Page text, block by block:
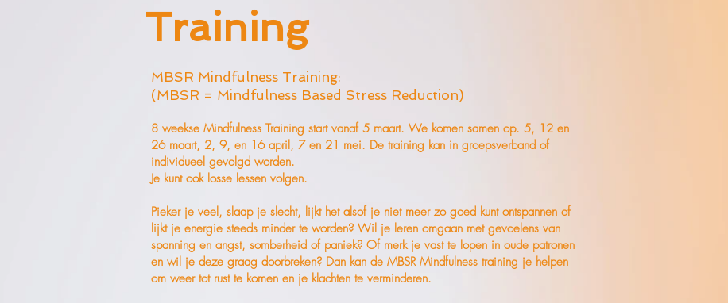
Training
MBSR Mindfulness Training:
(MBSR = Mindfulness Based Stress Reduction)
8 weekse Mindfulness Training start vanaf 5 maart. We komen samen op. 5, 12 en
26 maart, 2, 9, en 16 april, 7 en 21 mei. De training kan in groepsverband of
individueel gevolgd worden.
Je kunt ook losse lessen volgen.
Pieker je veel, slaap je slecht, lijkt het alsof je niet meer zo goed kunt ontspannen of
lijkt je energie steeds minder te worden? Wil je leren omgaan met gevoelens van
spanning en angst, somberheid of paniek? Of merk je vast te lopen in oude patronen
en wil je deze graag doorbreken? Dan kan de MBSR Mindfulness training je helpen
om weer tot rust te komen en je klachten te verminderen.